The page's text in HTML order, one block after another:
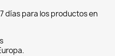
días para los productos en